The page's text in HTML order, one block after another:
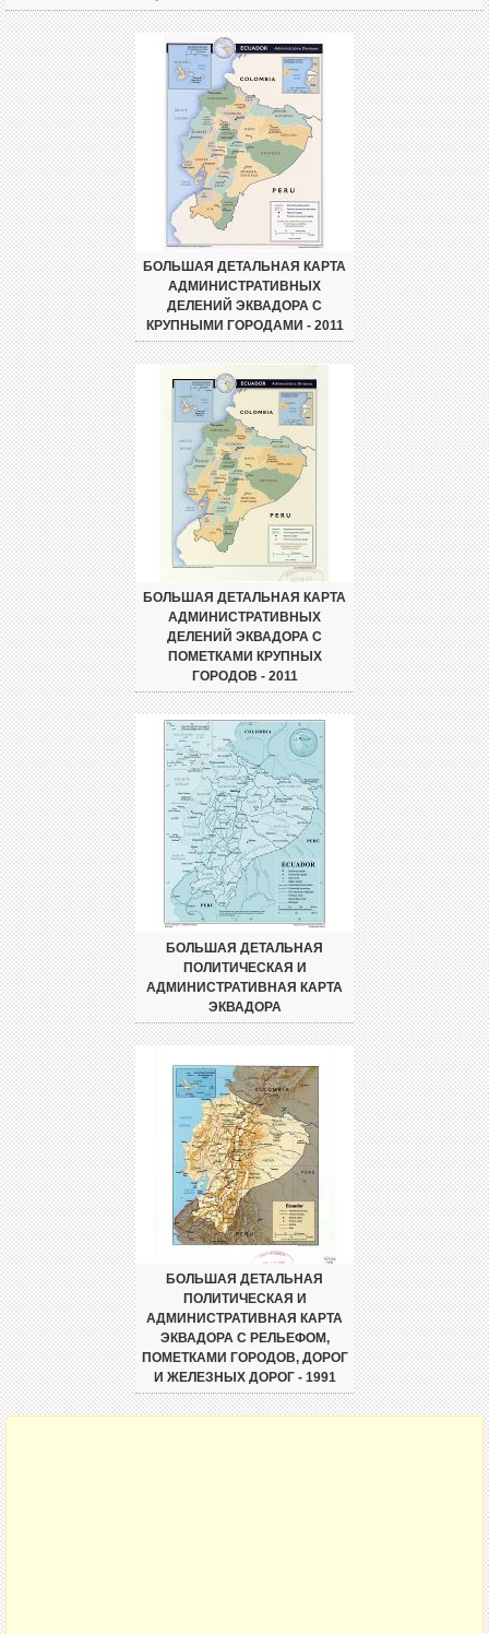
БОЛЬШАЯ ДЕТАЛЬНАЯ КАРТА
АДМИНИСТРАТИВНЫХ
ДЕЛЕНИЙ ЭКВАДОРА С
КРУПНЫМИ ГОРОДАМИ - 2011
БОЛЬШАЯ ДЕТАЛЬНАЯ КАРТА
АДМИНИСТРАТИВНЫХ
ДЕЛЕНИЙ ЭКВАДОРА С
ПОМЕТКАМИ КРУПНЫХ
ГОРОДОВ - 2011
БОЛЬШАЯ ДЕТАЛЬНАЯ
ПОЛИТИЧЕСКАЯ И
АДМИНИСТРАТИВНАЯ КАРТА
ЭКВАДОРА
БОЛЬШАЯ ДЕТАЛЬНАЯ
ПОЛИТИЧЕСКАЯ И
АДМИНИСТРАТИВНАЯ КАРТА
ЭКВАДОРА С РЕЛЬЕФОМ,
ПОМЕТКАМИ ГОРОДОВ, ДОРОГ
И ЖЕЛЕЗНЫХ ДОРОГ - 1991